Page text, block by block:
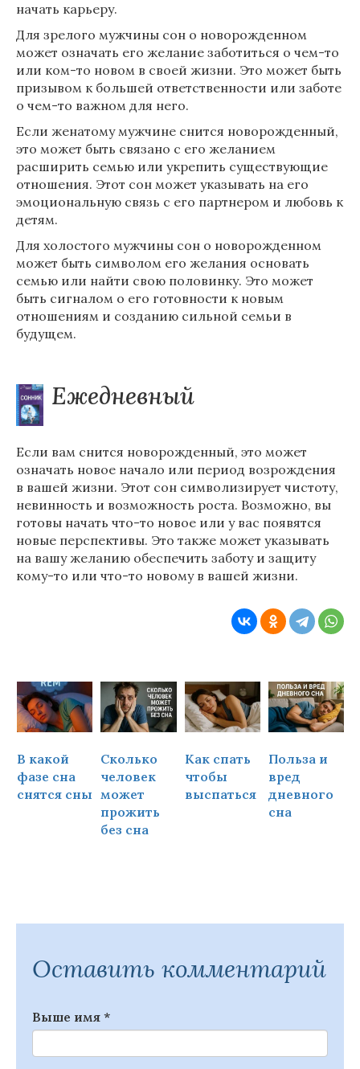
начать карьеру.
Для зрелого мужчины сон о новорожденном
может означать его желание заботиться о чем-то
или ком-то новом в своей жизни. Это может быть
призывом к большей ответственности или заботе
о чем-то важном для него.
Если женатому мужчине снится новорожденный,
это может быть связано с его желанием
расширить семью или укрепить существующие
отношения. Этот сон может указывать на его
эмоциональную связь с его партнером и любовь к
детям.
Для холостого мужчины сон о новорожденном
может быть символом его желания основать
семью или найти свою половинку. Это может
быть сигналом о его готовности к новым
отношениям и созданию сильной семьи в
будущем.
Ежедневный
Если вам снится новорожденный, это может
означать новое начало или период возрождения
в вашей жизни. Этот сон символизирует чистоту,
невинность и возможность роста. Возможно, вы
готовы начать что-то новое или у вас появятся
новые перспективы. Это также может указывать
на вашу желанию обеспечить заботу и защиту
кому-то или что-то новому в вашей жизни.
В какой
фазе сна
снятся сны
Сколько
человек
может
прожить
без сна
Как спать
чтобы
выспаться
Польза и
вред
дневного
сна
Оставить комментарий
Выше имя *